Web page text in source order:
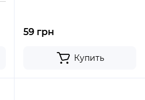
59 грн
Купить